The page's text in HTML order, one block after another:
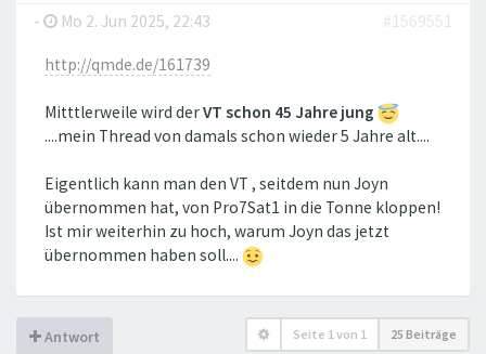
-
Mo 2. Jun 2025, 22:43 #1569551
http://qmde.de/161739
Mitttlerweile wird derVT schon 45 Jahre jung
....mein Thread von damals schon wieder 5 Jahre alt....
Eigentlich kann man den VT , seitdem nun Joyn
übernommen hat, von Pro7Sat1 in die Tonne kloppen!
Ist mir weiterhin zu hoch, warum Joyn das jetzt
übernommen haben soll....
Antwort Seite 1von 1 25 Beiträge